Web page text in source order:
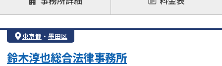
借金返済相談・交渉
自己破産
任意整理
個人再生
会社破産・法人破産
住宅ローン
東京都 ・ 墨田区
鈴木淳也総合法律事務所